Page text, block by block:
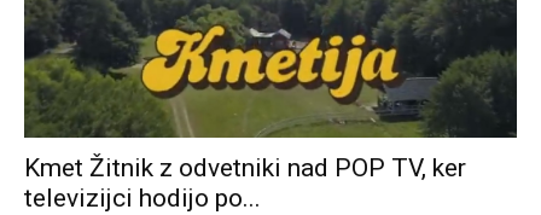
Kmet Žitnik z odvetniki nad POP TV, ker
televizijci hodijo po...